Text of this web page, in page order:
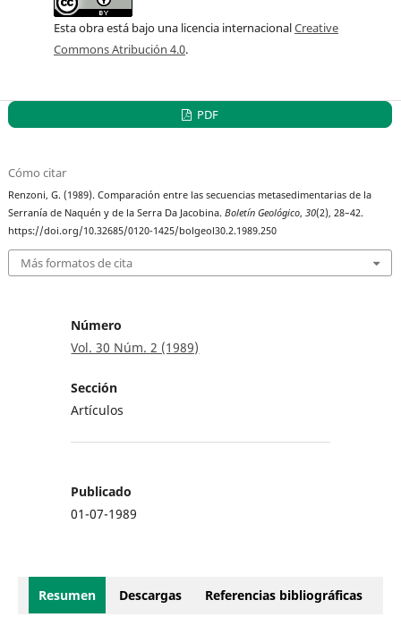
Esta obra está bajo una licencia internacionalCreative
Commons Atribución 4.0.
PDF
Cómo citar
Renzoni, G. (1989). Comparación entre las secuencias metasedimentarias de la
Serranía de Naquén y de la Serra Da Jacobina.Boletín Geológico,30(2), 28–42.
https://doi.org/10.32685/0120-1425/bolgeol30.2.1989.250
Más formatos de cita
Número
Vol. 30 Núm. 2 (1989)
Sección
Artículos
Publicado
01-07-1989
Resumen Descargas Referencias bibliográficas